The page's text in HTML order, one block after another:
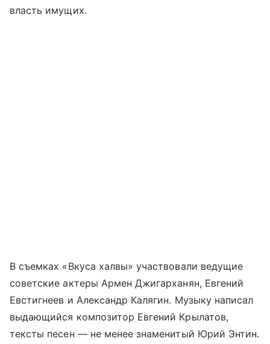
власть имущих.
В съемках «Вкуса халвы» участвовали ведущие
советские актеры Армен Джигарханян, Евгений
Евстигнеев и Александр Калягин. Музыку написал
выдающийся композитор Евгений Крылатов,
тексты песен — не менее знаменитый Юрий Энтин.